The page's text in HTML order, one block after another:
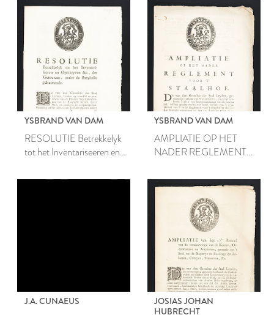
YSBRAND VAN DAM
RESOLUTIE Betrekkelyk
tot het Inventariseeren en
Getouwen, onder de
YSBRAND VAN DAM
AMPLIATIE OP HET
NADER REGLEMENT
J.A. CUNAEUS
JOSIAS JOHAN
HUBRECHT